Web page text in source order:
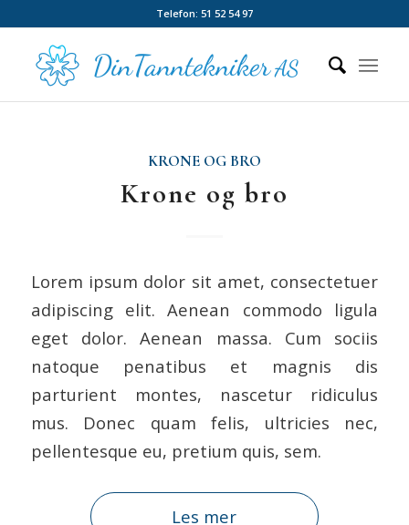
Telefon: 51 52 54 97
KRONE OG BRO
Krone og bro
Lorem ipsum dolor sit amet, consectetuer
adipiscing elit. Aenean commodo ligula
eget dolor. Aenean massa. Cum sociis
natoque penatibus et magnis dis
parturient montes, nascetur ridiculus
mus. Donec quam felis, ultricies nec,
pellentesque eu, pretium quis, sem.
Les mer